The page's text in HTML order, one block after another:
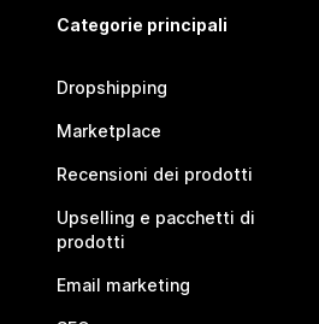
Categorie principali
Dropshipping
Marketplace
Recensioni dei prodotti
Upselling e pacchetti di
prodotti
Email marketing